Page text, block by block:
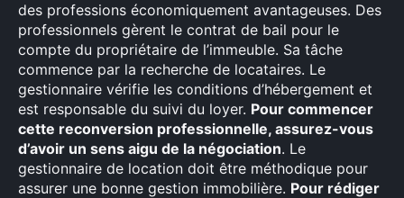
des professions économiquement avantageuses. Des
professionnels gèrent le contrat de bail pour le
compte du propriétaire de l’immeuble. Sa tâche
commence par la recherche de locataires. Le
gestionnaire vérifie les conditions d’hébergement et
est responsable du suivi du loyer. Pour commencer
cette reconversion professionnelle, assurez-vous
d’avoir un sens aigu de la négociation. Le
gestionnaire de location doit être méthodique pour
assurer une bonne gestion immobilière. Pour rédiger